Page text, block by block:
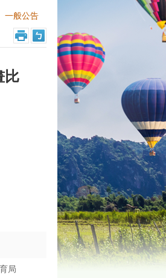
一般公告
比
局